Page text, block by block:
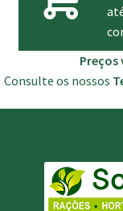
Consulte os nossos